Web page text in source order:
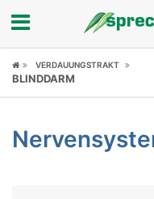
Fokus
Symptome
VERDAUUNGSTRAKT
BLINDDARM